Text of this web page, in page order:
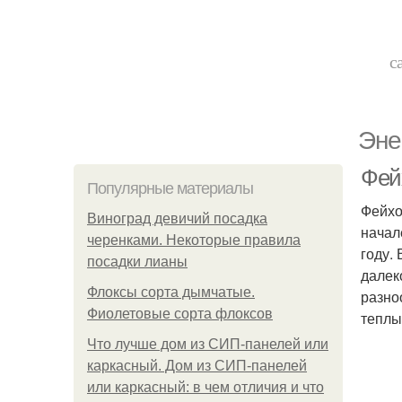
Популярные материалы
Виноград девичий посадка
черенками. Некоторые правила
посадки лианы
Флоксы сорта дымчатые.
Фиолетовые сорта флоксов
Что лучше дом из СИП-панелей или
каркасный. Дом из СИП-панелей
или каркасный: в чем отличия и что
году.